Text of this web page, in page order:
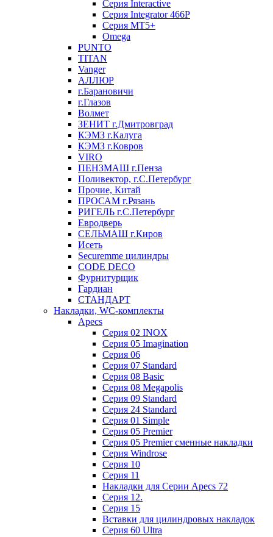
Серия Interactive
Серия Integrator 466P
Серия MT5+
Omega
PUNTO
TITAN
Vanger
АЛЛЮР
г.Барановичи
г.Глазов
Волмет
ЗЕНИТ г.Дмитровград
КЭМЗ г.Калуга
КЭМЗ г.Ковров
VIRO
ПЕНЗМАШ г.Пенза
Поливектор, г.С.Петербург
Прочие, Китай
ПРОСАМ г.Рязань
РИГЕЛЬ г.С.Петербург
Евродверь
СЕЛЬМАШ г.Киров
Исеть
Securemme цилиндры
CODE DECO
Фурнитурщик
Гардиан
СТАНДАРТ
Накладки, WC-комплекты
Apecs
Cерия 02 INOX
Cерия 05 Imagination
Cерия 06
Cерия 07 Standard
Cерия 08 Basic
Cерия 08 Megapolis
Cерия 09 Standard
Cерия 24 Standard
Серия 01 Simple
Серия 05 Premier
Серия 05 Premier сменные накладки
Cерия Windrose
Серия 10
Серия 11
Накладки для Серии Apecs 72
Серия 12.
Серия 15
Вставки для цилиндровых накладок
Серия 60 Ultra